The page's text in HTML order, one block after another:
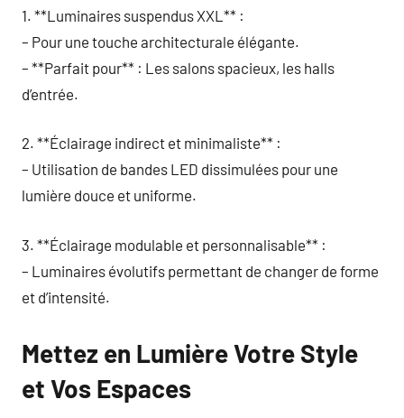
1. **Luminaires suspendus XXL** :
– Pour une touche architecturale élégante.
– **Parfait pour** : Les salons spacieux, les halls
d’entrée.
2. **Éclairage indirect et minimaliste** :
– Utilisation de bandes LED dissimulées pour une
lumière douce et uniforme.
3. **Éclairage modulable et personnalisable** :
– Luminaires évolutifs permettant de changer de forme
et d’intensité.
Mettez en Lumière Votre Style
et Vos Espaces